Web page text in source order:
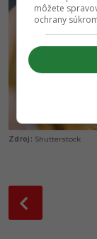
Shutterstock
o
môžete
ochrany